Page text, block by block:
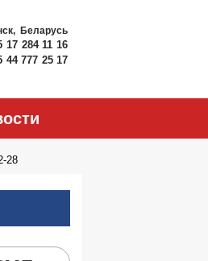
Беларусь
17 284 11 16
44 777 25 17
28